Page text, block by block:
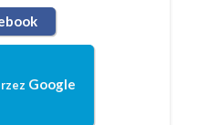
Google